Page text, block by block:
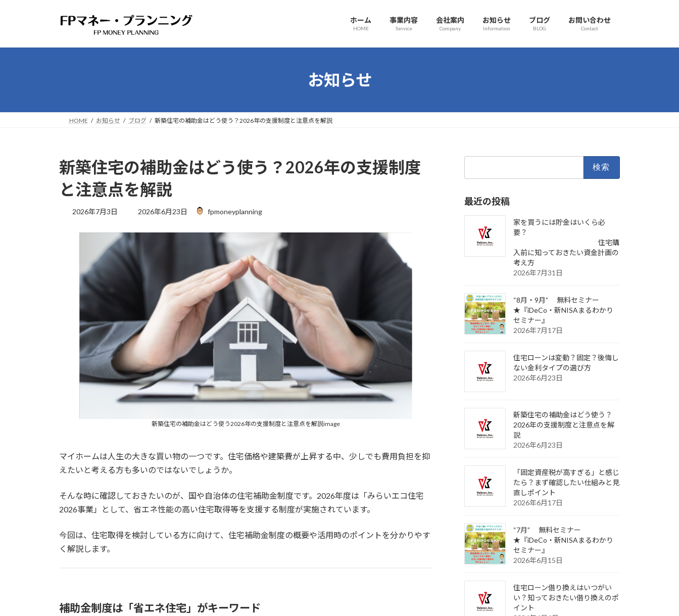
プ
動
ホーム
HOME
事業内容
Service
会社案内
Company
お知らせ
Information
ブログ
BLOG
お問い合わせ
Contact
お知らせ
HOME お知らせ ブログ 新築住宅の補助金はどう使う？2026年の支援制度と注意点を解説
新築住宅の補助金はどう使う？2026年の支援制度
と注意点を解説
2026年7月3日
最
2026年6月23日 fpmoneyplanning
新築住宅の補助金はどう使う2026年の支援制度と注意点を解説image
マイホームは人生の大きな買い物の一つです。住宅価格や建築費が上昇する中、少しでも費用負担を抑
えたいと考える方も多いのではないでしょうか。
そんな時に確認しておきたいのが、国や自治体の住宅補助金制度です。2026年度は「みらいエコ住宅
2026事業」として、省エネ性能の高い住宅取得等を支援する制度が実施されています。
今回は、住宅取得を検討している方に向けて、住宅補助金制度の概要や活用時のポイントを分かりやす
く解説します。
補助金制度は「省エネ住宅」がキーワード
最近の投稿
家を買うには貯金はいくら必
要？
住宅購
入前に知っておきたい資金計画の
考え方
2026年7月31日
“8月・9月” 無料セミナー
★『iDeCo・新NISAまるわかり
セミナー』
2026年7月17日
住宅ローンは変動？固定？後悔し
ない金利タイプの選び方
2026年6月23日
新築住宅の補助金はどう使う？
2026年の支援制度と注意点を解
説
2026年6月23日
「固定資産税が高すぎる」と感じ
たら？まず確認したい仕組みと見
直しポイント
2026年6月17日
“7月” 無料セミナー
★『iDeCo・新NISAまるわかり
セミナー』
2026年6月15日
住宅ローン借り換えはいつがい
い？知っておきたい借り換えのポ
イント